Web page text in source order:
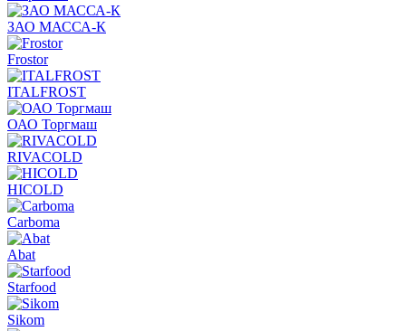
ЗАО МАССА-К
Frostor
ITALFROST
ОАО Торгмаш
RIVACOLD
HICOLD
Carboma
Abat
Starfood
Sikom